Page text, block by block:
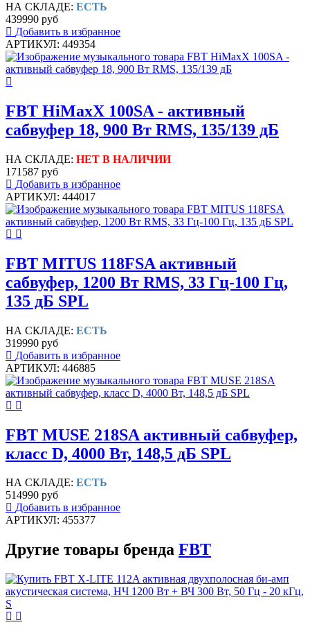
НА СКЛАДЕ: ЕСТЬ
439990 руб
Добавить в избранное
АРТИКУЛ: 449354
FBT HiMaxX 100SA - активный
сабвуфер 18, 900 Вт RMS, 135/139 дБ
НА СКЛАДЕ: НЕТ В НАЛИЧИИ
171587 руб
Добавить в избранное
АРТИКУЛ: 444017
FBT MITUS 118FSA активный
сабвуфер, 1200 Вт RMS, 33 Гц-100 Гц,
135 дБ SPL
НА СКЛАДЕ: ЕСТЬ
319990 руб
Добавить в избранное
АРТИКУЛ: 446885
FBT MUSE 218SA активный сабвуфер,
класс D, 4000 Вт, 148,5 дБ SPL
НА СКЛАДЕ: ЕСТЬ
514990 руб
Добавить в избранное
АРТИКУЛ: 455377
Другие товары бренда FBT